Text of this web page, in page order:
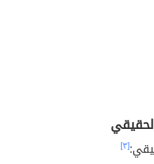
[٣]